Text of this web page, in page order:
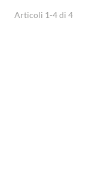
Articoli 1-4di 4